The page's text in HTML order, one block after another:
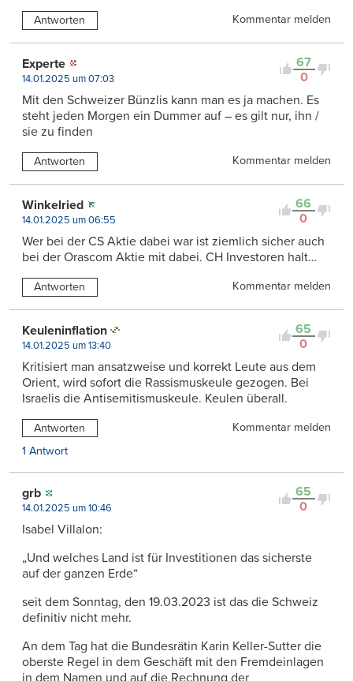
Antworten Kommentar melden
67
0
Experte
14.01.2025 um 07:03
Mit den Schweizer Bünzlis kann man es ja machen. Es
steht jeden Morgen ein Dummer auf – es gilt nur, ihn /
sie zu finden
Antworten Kommentar melden
66
0
Winkelried
14.01.2025 um 06:55
Wer bei der CS Aktie dabei war ist ziemlich sicher auch
bei der Orascom Aktie mit dabei. CH Investoren halt…
Antworten Kommentar melden
65
0
Keuleninflation
14.01.2025 um 13:40
Kritisiert man ansatzweise und korrekt Leute aus dem
Orient, wird sofort die Rassismuskeule gezogen. Bei
Israelis die Antisemitismuskeule. Keulen überall.
Antworten
Kommentar melden
1 Antwort
65
0
grb
14.01.2025 um 10:46
Isabel Villalon:
„Und welches Land ist für Investitionen das sicherste
auf der ganzen Erde“
seit dem Sonntag, den 19.03.2023 ist das die Schweiz
definitiv nicht mehr.
An dem Tag hat die Bundesrätin Karin Keller-Sutter die
oberste Regel in dem Geschäft mit den Fremdeinlagen